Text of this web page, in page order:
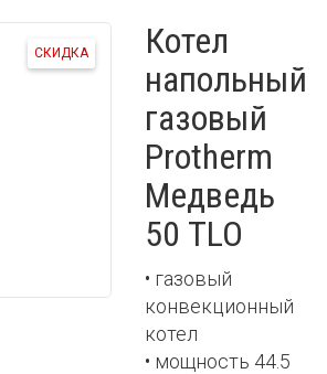
СКИДКА
Котел
напольный
газовый
Protherm
Медведь
50 TLO
• газовый
конвекционный
котел
• мощность 44.5